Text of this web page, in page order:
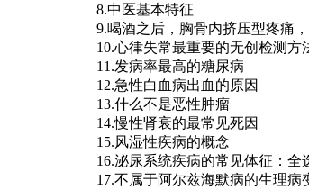
8.中医基本特征
9.喝酒之后，胸骨内挤压型疼痛
10.心律失常最重要的无创检测方
11.发病率最高的糖尿病
12.急性白血病出血的原因
13.什么不是恶性肿瘤
14.慢性肾衰的最常见死因
15.风湿性疾病的概念
16.泌尿系统疾病的常见体征：全
17.不属于阿尔兹海默病的生理病